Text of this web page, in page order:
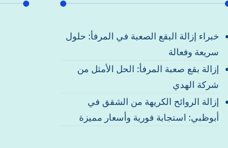
خبراء إزالة البقع الصعبة في المرفأ: حلول
سريعة وفعالة
إزالة بقع صعبة المرفأ: الحل الأمثل من
شركة الهدي
إزالة الروائح الكريهة من الشقق في
أبوظبي: استجابة فورية وأسعار مميزة